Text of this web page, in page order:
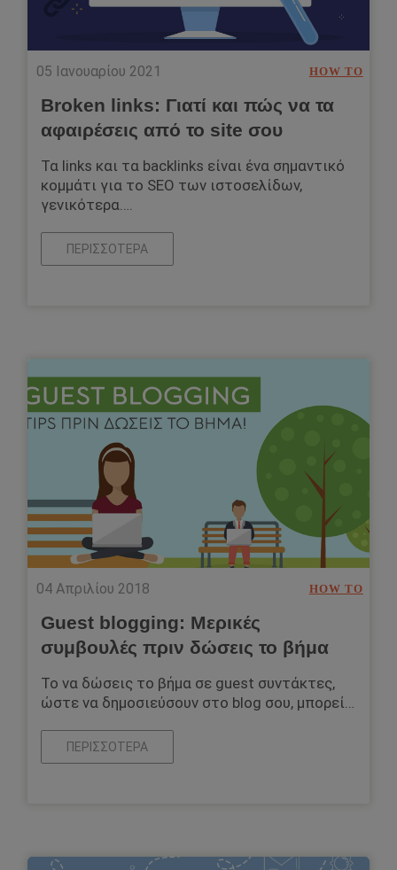
05 Ιανουαρίου 2021 HOW TO
Broken links: Γιατί και πώς να τα
αφαιρέσεις από το site σου
Τα links και τα backlinks είναι ένα σημαντικό
κομμάτι για το SEO των ιστοσελίδων,
γενικότερα….
ΠΕΡΙΣΣΌΤΕΡΑ
04 Απριλίου 2018 HOW TO
Guest blogging: Μερικές
συμβουλές πριν δώσεις το βήμα
Το να δώσεις το βήμα σε guest συντάκτες,
ώστε να δημοσιεύσουν στο blog σου, μπορεί…
ΠΕΡΙΣΣΌΤΕΡΑ